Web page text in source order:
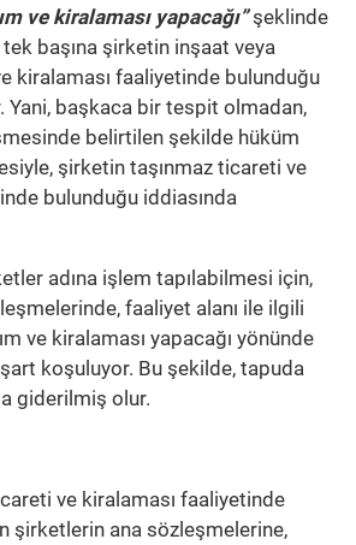
ve kiralaması yapacağı”şeklinde
başına şirketin inşaat veya
kiralaması faaliyetinde bulunduğu
Yani, başkaca bir tespit olmadan,
belirtilen şekilde hüküm
şirketin taşınmaz ticareti ve
bulunduğu iddiasında
adına işlem tapılabilmesi için,
faaliyet alanı ile ilgili
ve kiralaması yapacağı yönünde
koşuluyor. Bu şekilde, tapuda
giderilmiş olur.
ve kiralaması faaliyetinde
şirketlerin ana sözleşmelerine,